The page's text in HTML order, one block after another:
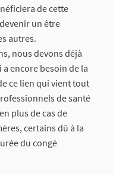
de cette
un être
autres.
nous devons déjà
encore besoin de la
ce lien qui vient tout
de santé
plus de cas de
certains dû à la
du congé